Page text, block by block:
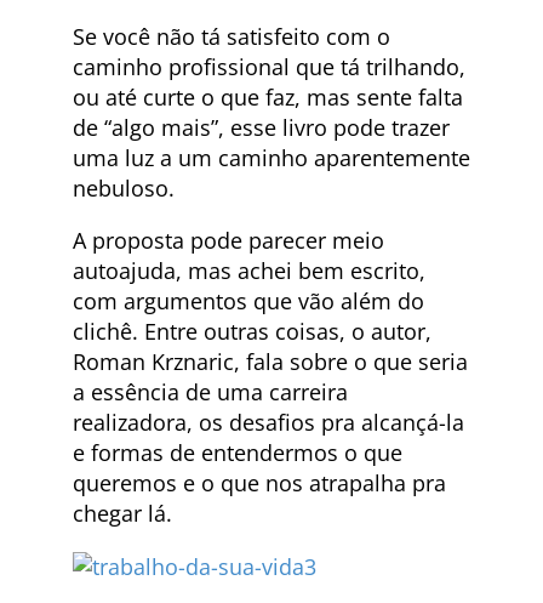
Se você não tá satisfeito com o
caminho profissional que tá trilhando,
ou até curte o que faz, mas sente falta
de “algo mais”, esse livro pode trazer
uma luz a um caminho aparentemente
nebuloso.
A proposta pode parecer meio
autoajuda, mas achei bem escrito,
com argumentos que vão além do
clichê. Entre outras coisas, o autor,
Roman Krznaric, fala sobre o que seria
a essência de uma carreira
realizadora, os desafios pra alcançá-la
e formas de entendermos o que
queremos e o que nos atrapalha pra
chegar lá.